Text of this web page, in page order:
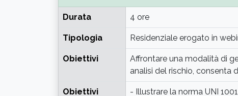
Durata 4 ore
Tipologia Residenziale erogato in
Obiettivi
Affrontare una modalità di
analisi del rischio, consenta
Obiettivi
- Illustrare la norma UNI